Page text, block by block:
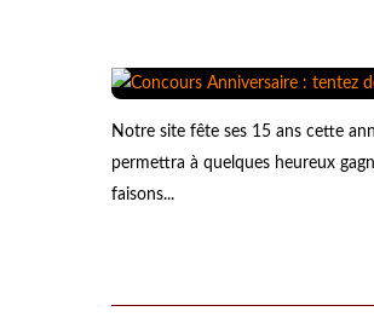
Notre site fête ses 15 ans cette
permettra à quelques heureux
faisons...